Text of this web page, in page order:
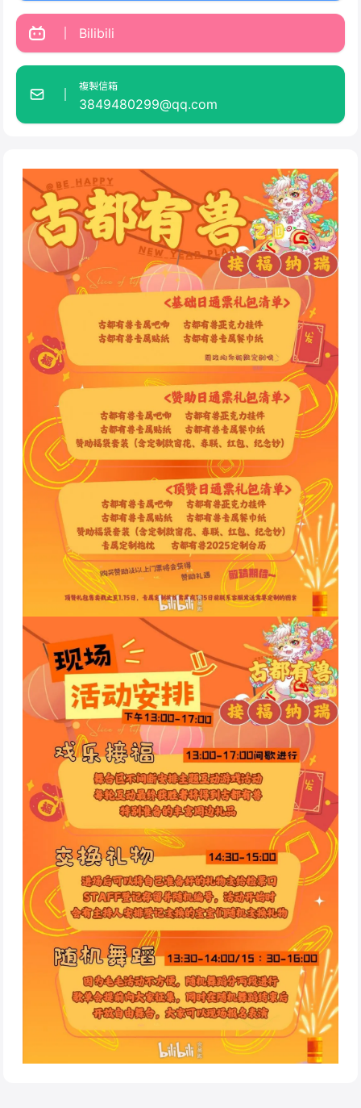
Bilibili
複製信箱
3849480299@qq.com